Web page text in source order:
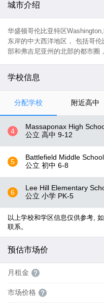
城市介绍
华盛顿哥伦比亚特区
东岸的中大西洋地区， 包括哥
部和弗吉尼亚州的北部的都市圈
学校信息
分配学校 附近高中
4
Massaponax High
公立 高中 9-12
5
Battlefield Middle School
公立 初中 6-8
6
Lee Hill Elementary
公立 小学 PK-5
以上学校和学区信息仅供参考,
联系。
预估市场价
月租金
市场价格